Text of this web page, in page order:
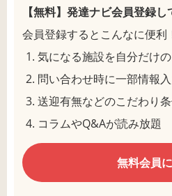
【無料】発達ナビ会員登録し
会員登録するとこんなに便利
気になる施設を自分だけ
問い合わせ時に一部情報
送迎有無などのこだわり
コラムやQ&Aが読み放題
無料会員